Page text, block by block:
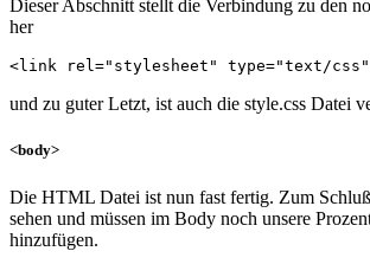
Dieser Abschnitt stellt die Verbindung zu den
her
<link rel="stylesheet" type="text/
und zu guter Letzt, ist auch die style.css Datei
<body>
Die HTML Datei ist nun fast fertig. Zum
sehen und müssen im Body noch unsere
hinzufügen.